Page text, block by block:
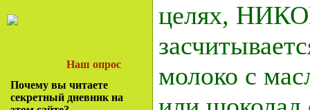
Наш опрос
Почему вы читаете
секретный дневник на
целях,
молоко с